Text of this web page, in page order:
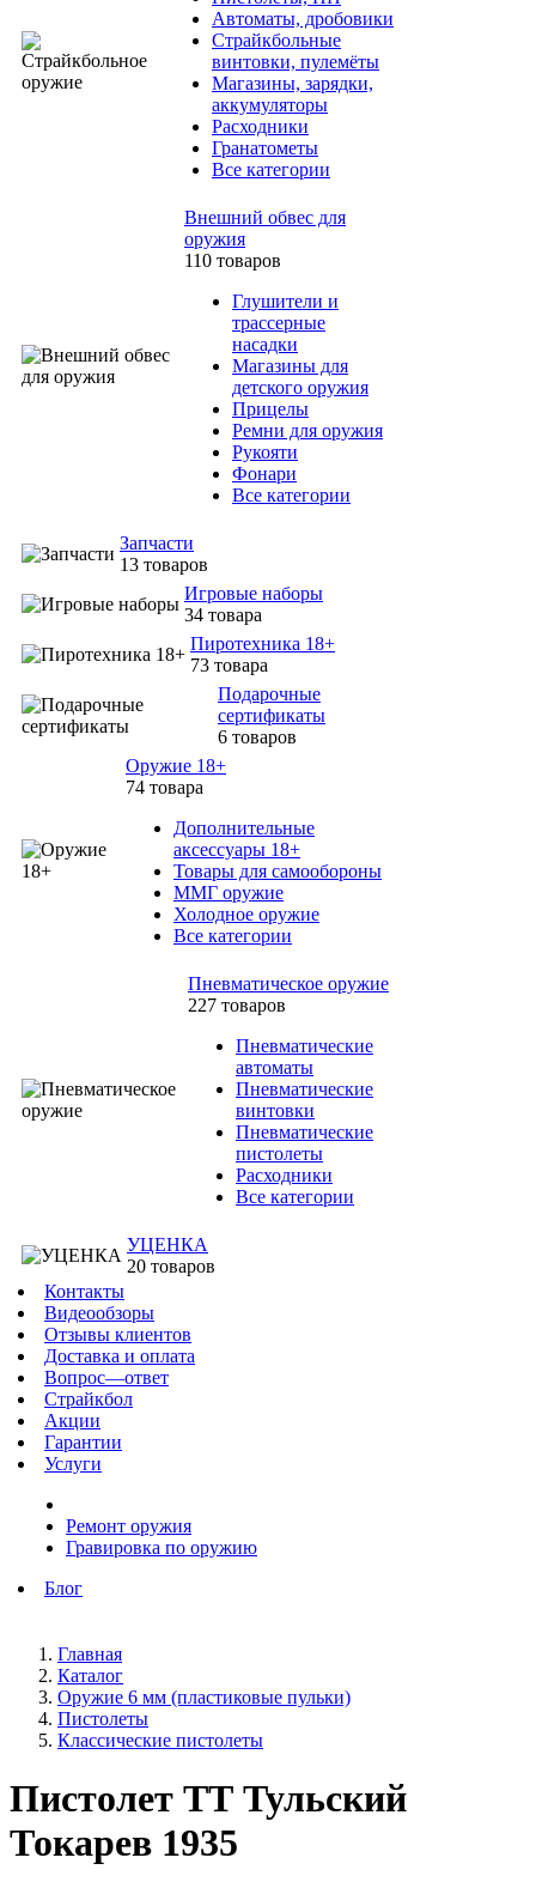
Автоматы, дробовики
Страйкбольные
винтовки, пулемёты
Магазины, зарядки,
аккумуляторы
Расходники
Гранатометы
Все категории
Внешний обвес для
оружия
110 товаров
Глушители и
трассерные
насадки
Магазины для
детского оружия
Прицелы
Ремни для оружия
Рукояти
Фонари
Все категории
Запчасти
13 товаров
Игровые наборы
34 товара
Пиротехника 18+
73 товара
Подарочные
сертификаты
6 товаров
Оружие 18+
74 товара
Дополнительные
аксессуары 18+
Товары для самообороны
ММГ оружие
Холодное оружие
Все категории
Пневматическое оружие
227 товаров
Пневматические
автоматы
Пневматические
винтовки
Пневматические
пистолеты
Расходники
Все категории
УЦЕНКА
20 товаров
Контакты
Видеообзоры
Отзывы клиентов
Доставка и оплата
Вопрос—ответ
Страйкбол
Акции
Гарантии
Услуги
Ремонт оружия
Гравировка по оружию
Блог
Главная
Каталог
Оружие 6 мм (пластиковые пульки)
Пистолеты
Классические пистолеты
Пистолет ТТ Тульский
Токарев 1935